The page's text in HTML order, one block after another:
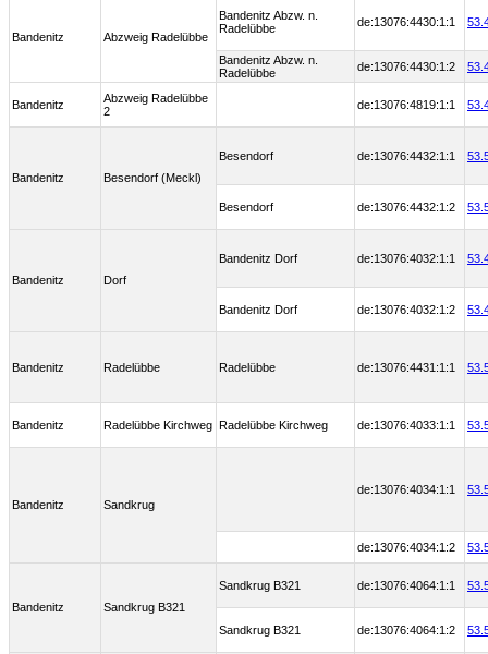
Bandenitz Abzweig Radelübbe
Bandenitz Abzw. n.
Radelübbe
de:13076:4430:1:1
Bandenitz Abzw. n.
Radelübbe
de:13076:4430:1:2
Bandenitz
Abzweig Radelübbe
2
de:13076:4819:1:1
Bandenitz Besendorf (Meckl)
Besendorf de:13076:4432:1:1
Besendorf de:13076:4432:1:2
Bandenitz Dorf
Bandenitz Dorf de:13076:4032:1:1
Bandenitz Dorf de:13076:4032:1:2
Bandenitz Radelübbe Radelübbe de:13076:4431:1:1
Bandenitz Radelübbe Kirchweg Radelübbe Kirchweg de:13076:4033:1:1
Bandenitz Sandkrug
de:13076:4034:1:1
de:13076:4034:1:2
Bandenitz Sandkrug B321
Sandkrug B321 de:13076:4064:1:1
Sandkrug B321 de:13076:4064:1:2